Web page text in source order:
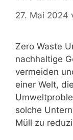
27. Mai 2024
Zero Waste
nachhaltige
vermeiden
einer Welt,
solche
Müll zu